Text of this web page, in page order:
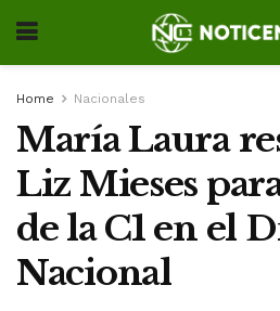
Home Nacionales
María Laura
Liz Mieses
de la C1 en el
Nacional